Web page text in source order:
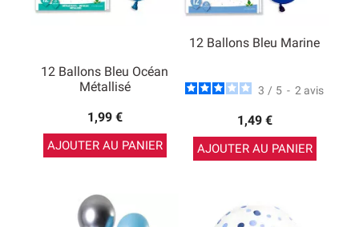
12 Ballons Bleu Océan
Métallisé
1,99 €
AJOUTER AU PANIER
12 Ballons Bleu Marine
3 / 5 - 2 avis
1,49 €
AJOUTER AU PANIER